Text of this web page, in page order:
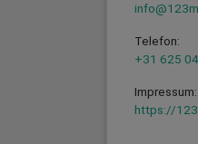
Telefon:
+31 625
Impressum:
https://